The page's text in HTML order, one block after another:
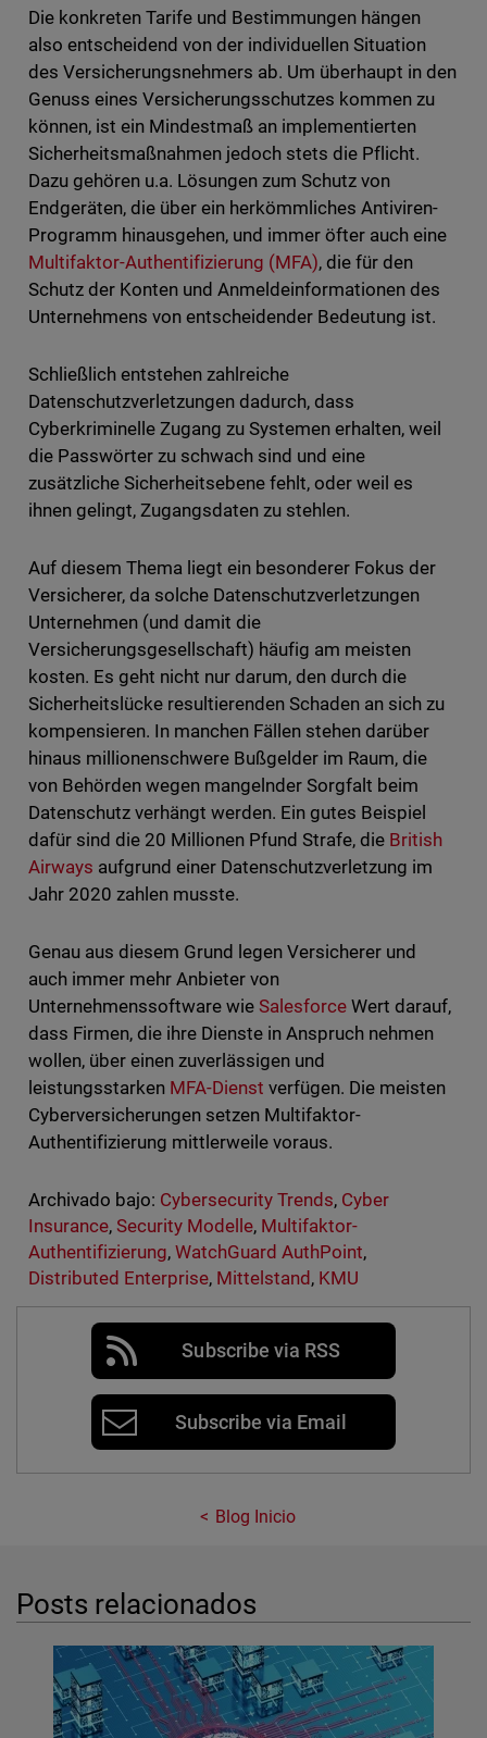
Die konkreten Tarife und Bestimmungen hängen
also entscheidend von der individuellen Situation
des Versicherungsnehmers ab. Um überhaupt in den
Genuss eines Versicherungsschutzes kommen zu
können, ist ein Mindestmaß an implementierten
Sicherheitsmaßnahmen jedoch stets die Pflicht.
Dazu gehören u.a. Lösungen zum Schutz von
Endgeräten, die über ein herkömmliches Antiviren-
Programm hinausgehen, und immer öfter auch eine
Multifaktor-Authentifizierung (MFA), die für den
Schutz der Konten und Anmeldeinformationen des
Unternehmens von entscheidender Bedeutung ist.
Schließlich entstehen zahlreiche
Datenschutzverletzungen dadurch, dass
Cyberkriminelle Zugang zu Systemen erhalten, weil
die Passwörter zu schwach sind und eine
zusätzliche Sicherheitsebene fehlt, oder weil es
ihnen gelingt, Zugangsdaten zu stehlen.
Auf diesem Thema liegt ein besonderer Fokus der
Versicherer, da solche Datenschutzverletzungen
Unternehmen (und damit die
Versicherungsgesellschaft) häufig am meisten
kosten. Es geht nicht nur darum, den durch die
Sicherheitslücke resultierenden Schaden an sich zu
kompensieren. In manchen Fällen stehen darüber
hinaus millionenschwere Bußgelder im Raum, die
von Behörden wegen mangelnder Sorgfalt beim
Datenschutz verhängt werden. Ein gutes Beispiel
dafür sind die 20 Millionen Pfund Strafe, die British
Airways aufgrund einer Datenschutzverletzung im
Jahr 2020 zahlen musste.
Genau aus diesem Grund legen Versicherer und
auch immer mehr Anbieter von
Unternehmenssoftware wie Salesforce Wert darauf,
dass Firmen, die ihre Dienste in Anspruch nehmen
wollen, über einen zuverlässigen und
leistungsstarken MFA-Dienst verfügen. Die meisten
Cyberversicherungen setzen Multifaktor-
Authentifizierung mittlerweile voraus.
Archivado bajo: Cybersecurity Trends, Cyber
Insurance, Security Modelle, Multifaktor-
Authentifizierung, WatchGuard AuthPoint,
Distributed Enterprise, Mittelstand , KMU
Subscribe via RSS
Subscribe via Email
Blog Inicio
Posts relacionados